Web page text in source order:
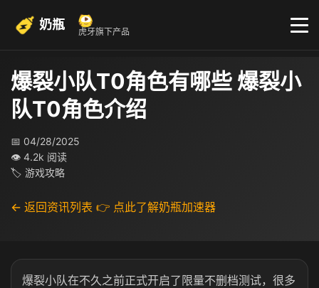
奶瓶 虎牙旗下产品
爆裂小队T0角色有哪些 爆裂小
队T0角色介绍
📅 04/28/2025
👁 4.2k 阅读
🏷 游戏攻略
← 返回资讯列表 👉 点此了解奶瓶加速器
爆裂小队在不久之前正式开启了限量不删档测试，很多